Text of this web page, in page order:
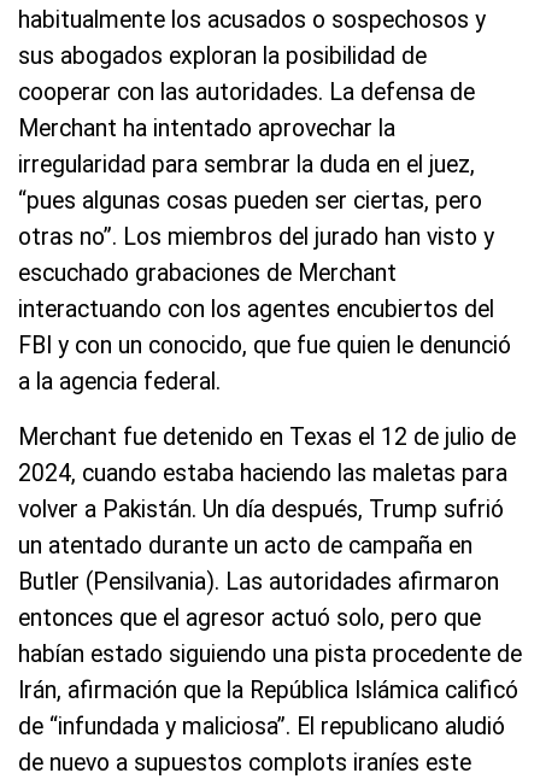
habitualmente los acusados o sospechosos y
sus abogados exploran la posibilidad de
cooperar con las autoridades. La defensa de
Merchant ha intentado aprovechar la
irregularidad para sembrar la duda en el juez,
“pues algunas cosas pueden ser ciertas, pero
otras no”. Los miembros del jurado han visto y
escuchado grabaciones de Merchant
interactuando con los agentes encubiertos del
FBI y con un conocido, que fue quien le denunció
a la agencia federal.
Merchant fue detenido en Texas el 12 de julio de
2024, cuando estaba haciendo las maletas para
volver a Pakistán. Un día después, Trump sufrió
un atentado durante un acto de campaña en
Butler (Pensilvania). Las autoridades afirmaron
entonces que el agresor actuó solo, pero que
habían estado siguiendo una pista procedente de
Irán, afirmación que la República Islámica calificó
de “infundada y maliciosa”. El republicano aludió
de nuevo a supuestos complots iraníes este